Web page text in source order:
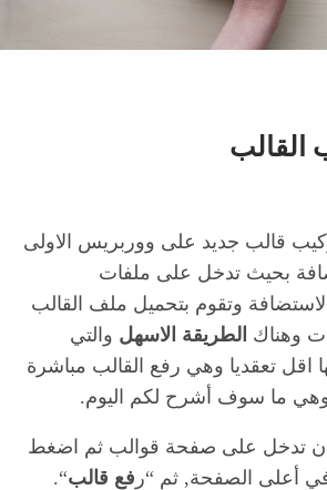
القالب
قالب جديد على ووربريس الاولى
بحيث تدخل على ملفات
وتقوم بتحميل ملف القالب
وهناك الطريقة الاسهل والتي
اقل تعقديا وهي رفع القالب مباشرة
ما سوف أشرح لكم اليوم.
ان تدخل على صفحة قوالب ثم اضغط
أعلى الصفحة, ثم “ر فع قالب“.